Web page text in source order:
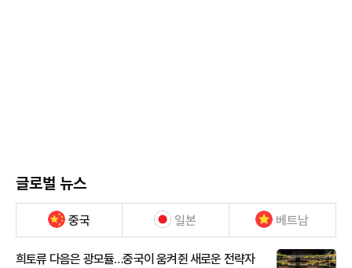
글로벌 뉴스
중국 일본 베트남
희토류 다음은 광모듈…중국이 움켜쥔 새로운 전략자